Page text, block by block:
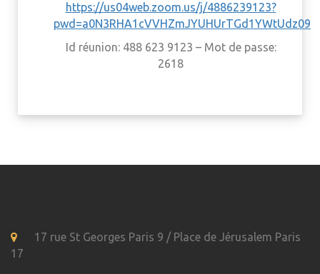
https://us04web.zoom.us/j/4886239123?
pwd=a0N3RHA1cVVHZmJYUHUrTGd1YWtUdz09
Id réunion: 488 623 9123 – Mot de passe:
2618
17 rue St Georges Paris 9 / Place de Jérusalem Paris
17